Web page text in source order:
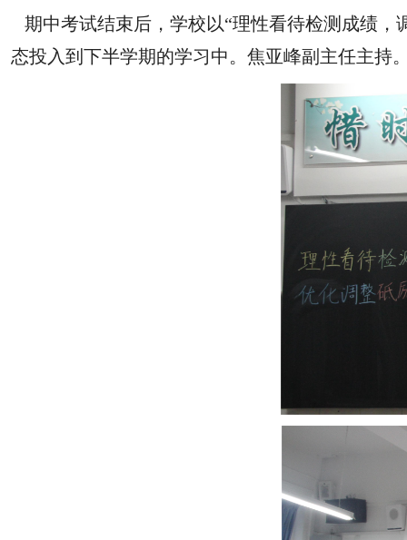
期中考试结束后，学校以“理性看待检测成绩，
态投入到下半学期的学习中。焦亚峰副主任主持